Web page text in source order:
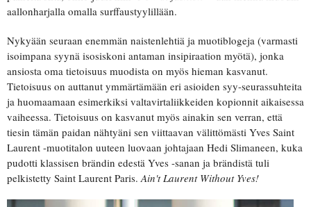
aallonharjalla omalla surffaustyylillään.
Nykyään seuraan enemmän naistenlehtiä ja muotiblogeja (varmasti
isoimpana syynä isosiskoni antaman insipiraation myötä), jonka
ansiosta oma tietoisuus muodista on myös hieman kasvanut.
Tietoisuus on auttanut ymmärtämään eri asioiden syy-seurassuhteita
ja huomaamaan esimerkiksi valtavirtaliikkeiden kopionnit aikaisessa
vaiheessa. Tietoisuus on kasvanut myös ainakin sen verran, että
tiesin tämän paidan nähtyäni sen viittaavan välittömästi Yves Saint
Laurent -muotitalon uuteen luovaan johtajaan Hedi Slimaneen, kuka
pudotti klassisen brändin edestä Yves -sanan ja brändistä tuli
pelkistetty Saint Laurent Paris.Ain't Laurent Without Yves!